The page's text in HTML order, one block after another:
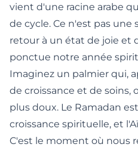
vient d'une racine arabe
de cycle. Ce n'est pas une
retour à un état de joie et
ponctue notre année
Imaginez un palmier qui,
de croissance et de soins,
plus doux. Le Ramadan
croissance spirituelle, et
C'est le moment où nous